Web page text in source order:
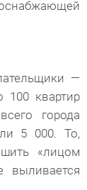
—
квартир
города
5 000. То,
«лицом
выливается